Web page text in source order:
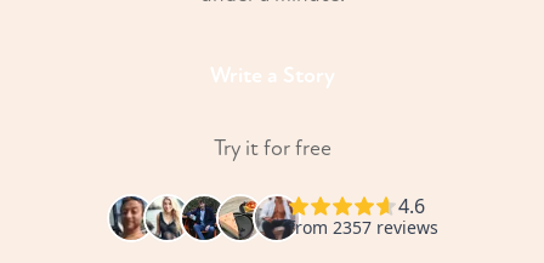
Write a Story
Try it for free